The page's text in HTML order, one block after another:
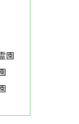
園